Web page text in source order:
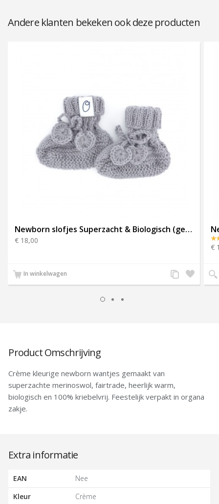
Andere klanten bekeken ook deze producten
Newborn slofjes Superzacht & Biologisch (gebreid) - Grijs
€ 18,00
In winkelwagen
Zet
op
Voeg
toe
€
Product Omschrijving
Crème kleurige newborn wantjes gemaakt van
superzachte merinoswol, fairtrade, heerlijk warm,
biologisch en 100% kriebelvrij. Feestelijk verpakt in organa
zakje.
Extra informatie
EAN
Nee
Kleur
Crème